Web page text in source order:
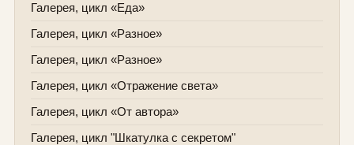
Галерея, цикл «Еда»
Галерея, цикл «Разное»
Галерея, цикл «Разное»
Галерея, цикл «Отражение света»
Галерея, цикл «От автора»
Галерея, цикл "Шкатулка с секретом"